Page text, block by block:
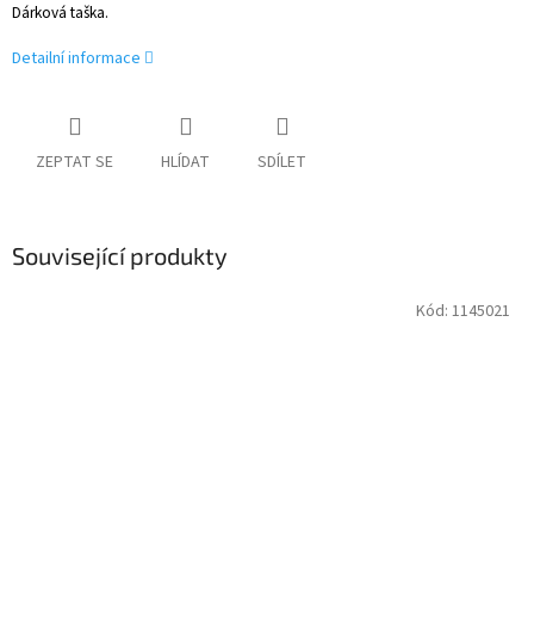
Dárková taška.
Detailní informace
ZEPTAT SE HLÍDAT SDÍLET
Související produkty
Kód: 1145021